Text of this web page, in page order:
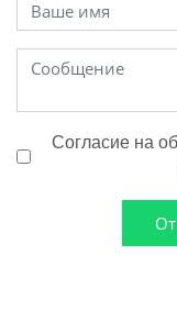
Согласие на